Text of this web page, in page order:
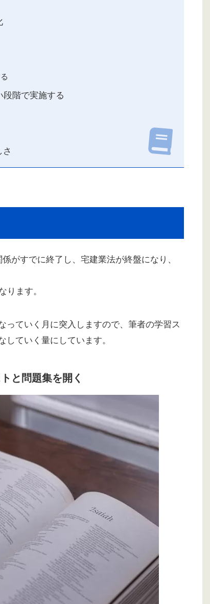
段階で実施する
さ
がすでに終了し、宅建業法が終盤になり、
ります。
っていく月に突入しますので、筆者の学習ス
ていく量にしています。
と問題集を開く